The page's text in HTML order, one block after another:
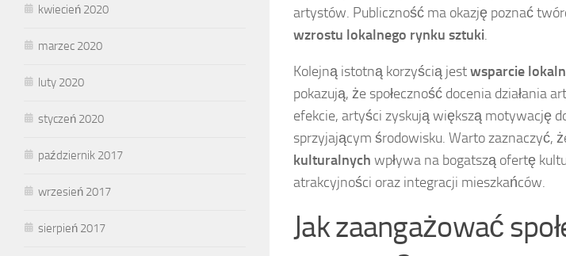
artystów. Publiczność ma okazję poznać
wzrostu lokalnego rynku sztuki.
Kolejną istotną korzyścią jestwsparcie
pokazują, że społeczność docenia działania
efekcie, artyści zyskują większą motywację
sprzyjającym środowisku. Warto zaznaczyć,
kulturalnych wpływa na bogatszą ofertę
atrakcyjności oraz integracji mieszkańców.
Jak zaangażować
kwiecień 2020
marzec 2020
luty 2020
styczeń 2020
październik 2017
wrzesień 2017
sierpień 2017